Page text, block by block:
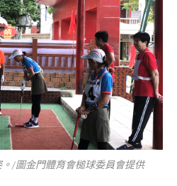
/圖金門體育會槌球委員會提供